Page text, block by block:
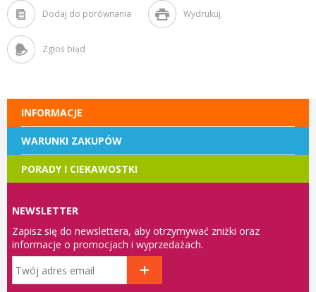
Dodaj do porównania Wydrukuj
Zgłoś błąd
INFORMACJE
WARUNKI ZAKUPÓW
PORADY I CIEKAWOSTKI
NEWSLETTER
Zapisz się do newslettera, aby otrzymywać zniżki oraz
informacje o promocjach i wyprzedażach.